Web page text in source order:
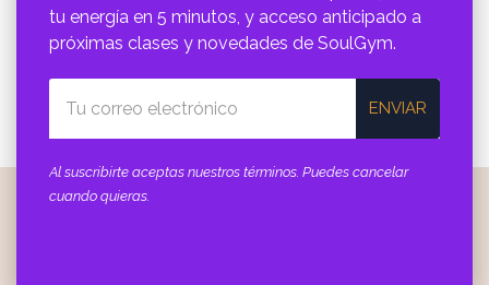
tu energí­a en 5 minutos, y acceso anticipado a
próximas clases y novedades de SoulGym.
ENVIAR
Al suscribirte aceptas nuestros términos. Puedes cancelar
cuando quieras.